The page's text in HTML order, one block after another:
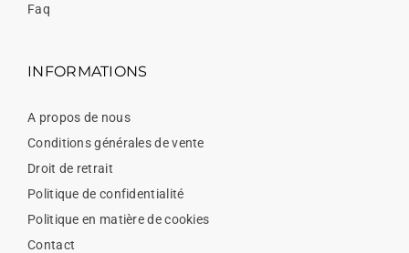
Faq
INFORMATIONS
A propos de nous
Conditions générales de vente
Droit de retrait
Politique de confidentialité
Politique en matière de cookies
Contact